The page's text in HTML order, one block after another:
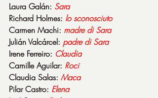
Laura Galán: Sara
Richard Holmes: lo sconosciuto
Carmen Machi: madre di Sara
Julián Valcárcel: padre di Sara
Irene Ferreiro: Claudia
Camille Aguilar: Roci
Claudia Salas: Maca
Pilar Castro: Elena